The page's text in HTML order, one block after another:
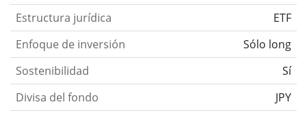
Estructura jurídica
ETF
Enfoque de inversión
Sólo long
Sostenibilidad
Sí
Divisa del fondo
JPY